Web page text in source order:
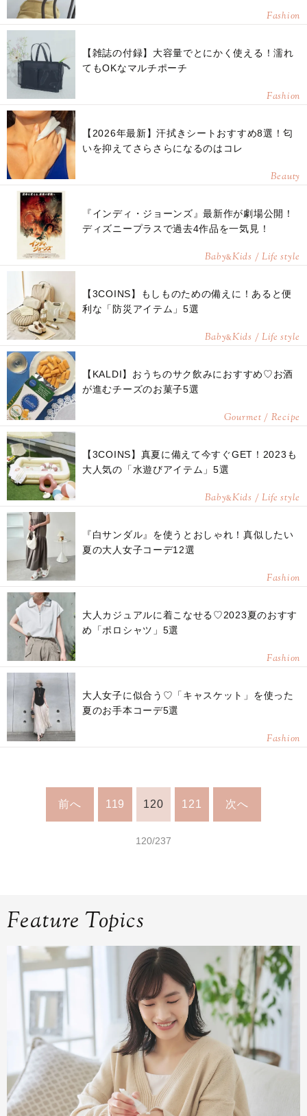
Fashion
【雑誌の付録】大容量でとにかく使える！濡れ
てもOKなマルチポーチ
Fashion
【2026年最新】汗拭きシートおすすめ8選！匂
いを抑えてさらさらになるのはコレ
Beauty
『インディ・ジョーンズ』最新作が劇場公開！
ディズニープラスで過去4作品を一気見！
Baby&Kids / Life style
【3COINS】もしものための備えに！あると便
利な「防災アイテム」5選
Baby&Kids / Life style
【KALDI】おうちのサク飲みにおすすめ♡お酒
が進むチーズのお菓子5選
Gourmet / Recipe
【3COINS】真夏に備えて今すぐGET！2023も
大人気の「水遊びアイテム」5選
Baby&Kids / Life style
『白サンダル』を使うとおしゃれ！真似したい
夏の大人女子コーデ12選
Fashion
大人カジュアルに着こなせる♡2023夏のおすす
め「ポロシャツ」5選
Fashion
大人女子に似合う♡「キャスケット」を使った
夏のお手本コーデ5選
Fashion
前へ 119 120 121 次へ
120/237
Feature Topics